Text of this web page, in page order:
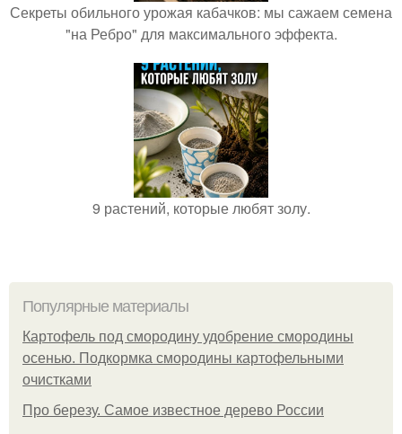
Секреты обильного урожая кабачков: мы сажаем семена
"на Ребро" для максимального эффекта.
9 растений, которые любят золу.
Популярные материалы
Картофель под смородину удобрение смородины
осенью. Подкормка смородины картофельными
очистками
Про березу. Самое известное дерево России